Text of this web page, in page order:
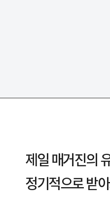
제일 매거진의
정기적으로 받